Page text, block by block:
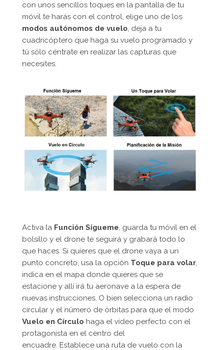
con unos sencillos toques en la pantalla de tu
móvil te harás con el control, elige uno de los
modos autónomos de vuelo, deja a tu
cuadricóptero que haga su vuelo programado y
tú sólo céntrate en realizar las capturas que
necesites.
Activa la Función Sígueme , guarda tu móvil en el
bolsillo y el drone te seguirá y grabará todo lo
que haces. Si quieres que el drone vaya a un
punto concreto, usa la opción Toque para volar
indica en el mapa donde quieres que se
estacione y allí irá tu aeronave a la espera de
nuevas instrucciones. O bien selecciona un radio
circular y el número de órbitas para que el modo
Vuelo en Círculo haga el vídeo perfecto con el
protagonista en el centro del
encuadre. Establece una ruta de vuelo con la